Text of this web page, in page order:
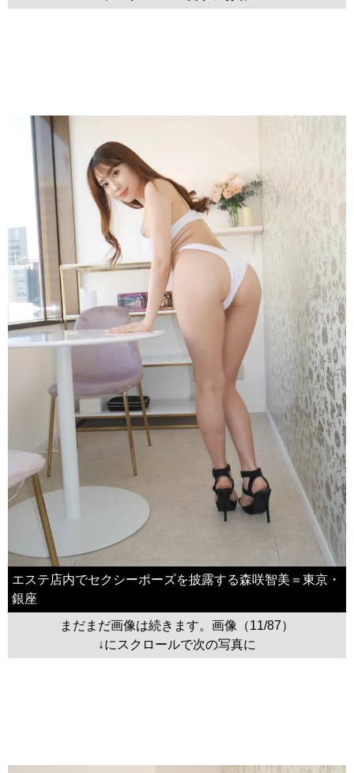
エステ店内でセクシーポーズを披露する森咲智美＝東京・
銀座
まだまだ画像は続きます。画像（11/87）
↓にスクロールで次の写真に